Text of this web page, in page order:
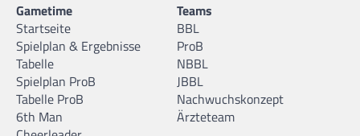
Gametime
Startseite
Spielplan & Ergebnisse
Tabelle
Spielplan ProB
Tabelle ProB
6th Man
Teams
BBL
ProB
NBBL
JBBL
Nachwuchskonzept
Ärzteteam